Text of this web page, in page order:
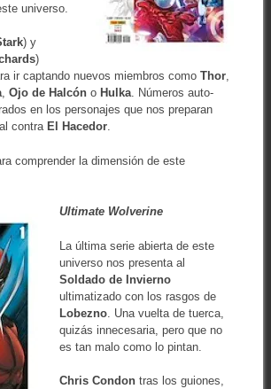
universo.
) y
)
ir captando nuevos miembros como Thor,
, Ojo de Halcóno Hulka. Números auto-
en los personajes que nos preparan
contra El Hacedor.
comprender la dimensión de este
Ultimate Wolverine
La última serie abierta de este
universo nos presenta al
Soldado de Invierno
ultimatizado con los rasgos de
Lobezno. Una vuelta de tuerca,
quizás innecesaria, pero que no
es tan malo como lo pintan.
Chris Condontras los guiones,